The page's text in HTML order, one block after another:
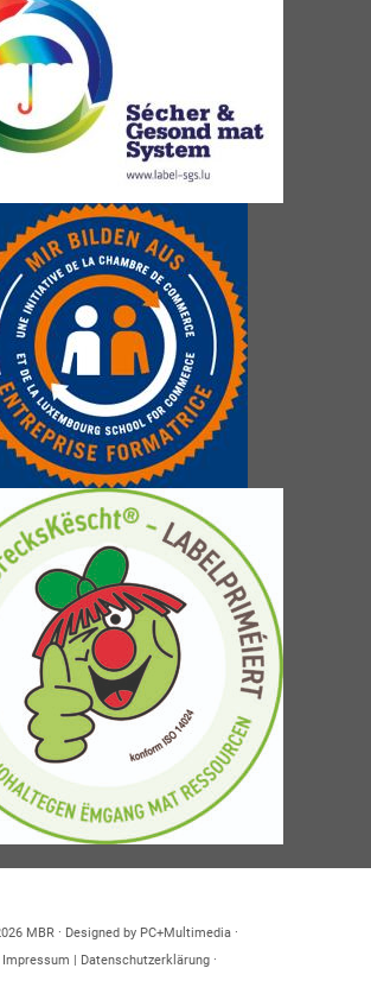
MBR · Designed by PC+Multimedia ·
Impressum | Datenschutzerklärung·